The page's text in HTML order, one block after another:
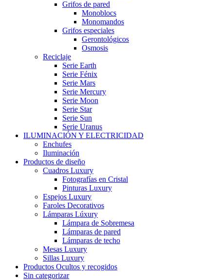
Grifos de pared
Monoblocs
Monomandos
Grifos especiales
Gerontológicos
Osmosis
Reciclaje
Serie Earth
Serie Fénix
Serie Mars
Serie Mercury
Serie Moon
Serie Star
Serie Sun
Serie Uranus
ILUMINACIÓN Y ELECTRICIDAD
Enchufes
Iluminación
Productos de diseño
Cuadros Luxury
Fotografías en Cristal
Pinturas Luxury
Espejos Luxury
Faroles Decorativos
Lámparas Lúxury
Lámpara de Sobremesa
Lámparas de pared
Lámparas de techo
Mesas Luxury
Sillas Luxury
Productos Ocultos y recogidos
Sin categorizar